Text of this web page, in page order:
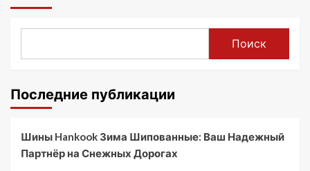
Поиск
Последние публикации
Шины Hankook Зима Шипованные: Ваш Надежный
Партнёр на Снежных Дорогах